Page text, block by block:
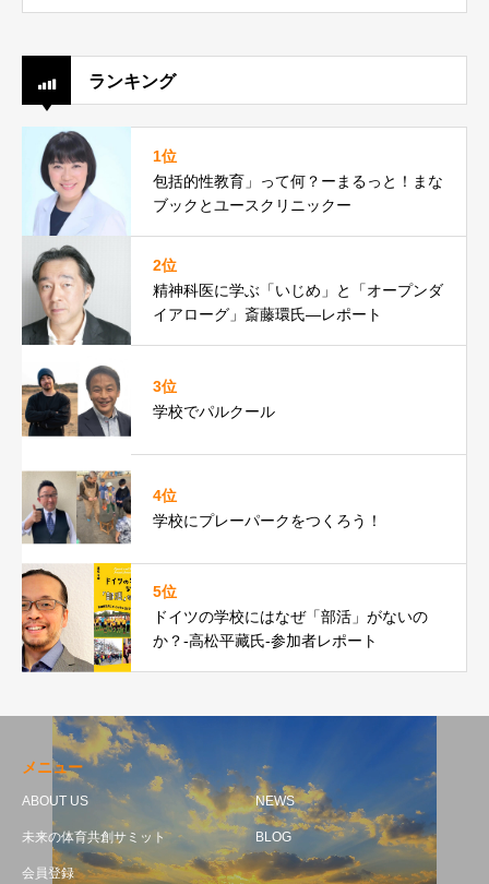
ランキング
1位
包括的性教育」って何？ーまるっと！まな
ブックとユースクリニックー
2位
精神科医に学ぶ「いじめ」と「オープンダ
イアローグ」斎藤環氏―レポート
3位
学校でパルクール
4位
学校にプレーパークをつくろう！
5位
ドイツの学校にはなぜ「部活」がないの
か？-高松平藏氏-参加者レポート
メニュー
ABOUT US NEWS
未来の体育共創サミット BLOG
会員登録